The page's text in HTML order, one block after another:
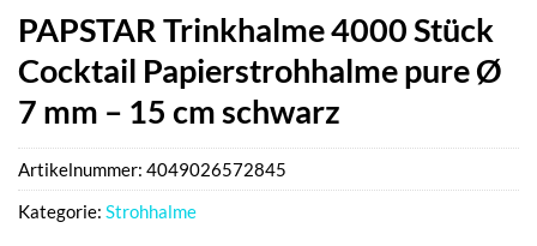
PAPSTAR Trinkhalme 4000 Stück
Cocktail Papierstrohhalme pure Ø
7 mm – 15 cm schwarz
Artikelnummer: 4049026572845
Kategorie: Strohhalme